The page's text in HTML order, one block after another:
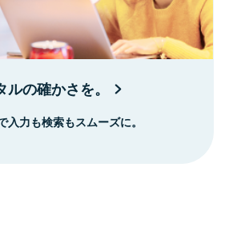
の確かさを。
入力も検索もスムーズに。